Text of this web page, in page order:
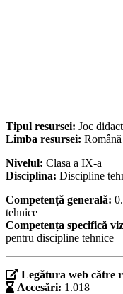
Tipul resursei: Joc
Limba resursei: Română
Nivelul: Clasa a IX-a
Disciplina: Discipline
Competență generală:
tehnice
Competența specifică
pentru discipline tehnice
Legătura web către
Accesări: 1.018